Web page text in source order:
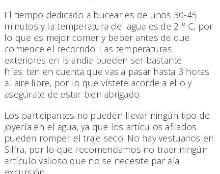
El tiempo dedicado a bucear es de unos 30-45
minutos y la temperatura del agua es de 2 ° C, por
lo que es mejor comer y beber antes de que
comience el recorrido. Las temperaturas
exteriores en Islandia pueden ser bastante
frías. ten en cuenta que vas a pasar hasta 3 horas
al aire libre, por lo que vístete acorde a ello y
asegúrate de estar bien abrigado.
Los participantes no pueden llevar ningún tipo de
joyería en el agua, ya que los artículos afilados
pueden romper el traje seco. No hay vestuarios en
Silfra, por lo que recomendamos no traer ningún
artículo valioso que no se necesite par ala